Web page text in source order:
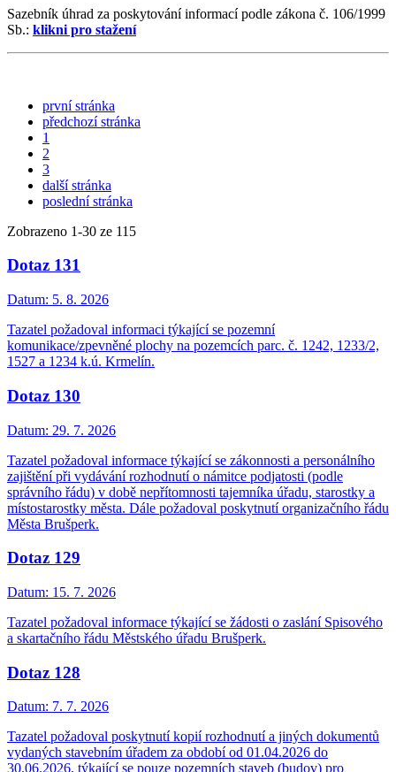
Sazebník úhrad za poskytování informací podle zákona č. 106/1999
Sb.: klikni pro stažení
první stránka
předchozí stránka
1
2
3
další stránka
poslední stránka
Zobrazeno 1-30 ze 115
Dotaz 131
Datum: 5. 8. 2026
Tazatel požadoval informaci týkající se pozemní
komunikace/zpevněné plochy na pozemcích parc. č. 1242, 1233/2,
1527 a 1234 k.ú. Krmelín.
Dotaz 130
Datum: 29. 7. 2026
Tazatel požadoval informace týkající se zákonnosti a personálního
zajištění při vydávání rozhodnutí o námitce podjatosti (podle
správního řádu) v době nepřítomnosti tajemníka úřadu, starostky a
místostarostky města. Dále požadoval poskytnutí organizačního řádu
Města Brušperk.
Dotaz 129
Datum: 15. 7. 2026
Tazatel požadoval informace týkající se žádosti o zaslání Spisového
a skartačního řádu Městského úřadu Brušperk.
Dotaz 128
Datum: 7. 7. 2026
Tazatel požadoval poskytnutí kopií rozhodnutí a jiných dokumentů
vydaných stavebním úřadem za období od 01.04.2026 do
30.06.2026, týkající se pouze pozemních staveb (budov) pro